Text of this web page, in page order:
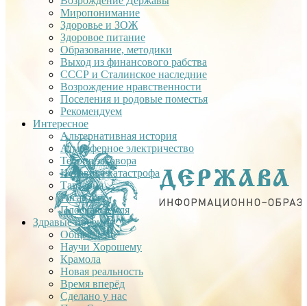
Миропонимание
Здоровье и ЗОЖ
Здоровое питание
Образование, методики
Выход из финансового рабства
СССР и Сталинское наследние
Возрождение нравственности
Поселения и родовые поместья
Рекомендуем
Интересное
Альтернативная история
Атмосферное электричество
Теория заговора
Недавняя катастрофа
Тартария
Гиганты
Плоская Земля
Здравые проекты
Общее дело
Научи Хорошему
Крамола
Новая реальность
Время вперёд
Сделано у нас